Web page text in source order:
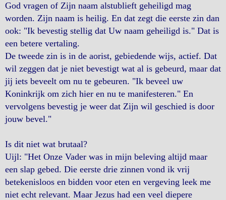
God vragen of Zijn naam alstublieft geheiligd mag
worden. Zijn naam is heilig. En dat zegt die eerste zin dan
ook: "Ik bevestig stellig dat Uw naam geheiligd is." Dat is
een betere vertaling.
De tweede zin is in de aorist, gebiedende wijs, actief. Dat
wil zeggen dat je niet bevestigt wat al is gebeurd, maar dat
jij iets beveelt om nu te gebeuren. "Ik beveel uw
Koninkrijk om zich hier en nu te manifesteren." En
vervolgens bevestig je weer dat Zijn wil geschied is door
jouw bevel."
Is dit niet wat brutaal?
Uijl: "Het Onze Vader was in mijn beleving altijd maar
een slap gebed. Die eerste drie zinnen vond ik vrij
betekenisloos en bidden voor eten en vergeving leek me
niet echt relevant. Maar Jezus had een veel diepere